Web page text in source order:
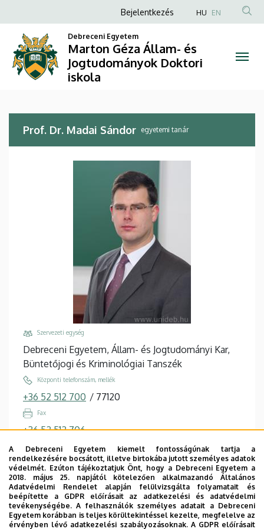
Dr.
Madai
Sándor
Marton
Jogtudományok
a
tartalomra
Anonim
fiók
menüje
Bejelentkezés HU EN
Debreceni Egyetem
Marton Géza Állam- és
Jogtudományok Doktori
iskola
Prof. Dr. Madai Sándor egyetemi tanár
Szervezeti egység
Debreceni Egyetem, Állam- és Jogtudományi Kar,
Büntetőjogi és Kriminológiai Tanszék
Központi telefonszám, mellék
+36 52 512 700 / 77120
Fax
+36 52 512 706
madai.sandor@law.unideb.hu
Cím
4028 Debrecen, Kassai út 26.
Épület, emelet, ajtó
A Debreceni Egyetem kiemelt fontosságúnak tartja a
rendelkezésére bocsátott, illetve birtokába jutott személyes adatok
védelmét. Ezúton tájékoztatjuk Önt, hogy a Debreceni Egyetem a
2018. május 25. napjától kötelezően alkalmazandó Általános
Adatvédelmi Rendelet alapján felülvizsgálta folyamatait és
beépítette a GDPR előírásait az adatkezelési és adatvédelmi
tevékenységébe. A felhasználók személyes adatait a Debreceni
Egyetem korábban is teljes körültekintéssel kezelte, megfelelve az
érvényben lévő adatkezelési szabályozásoknak. A GDPR előírásait